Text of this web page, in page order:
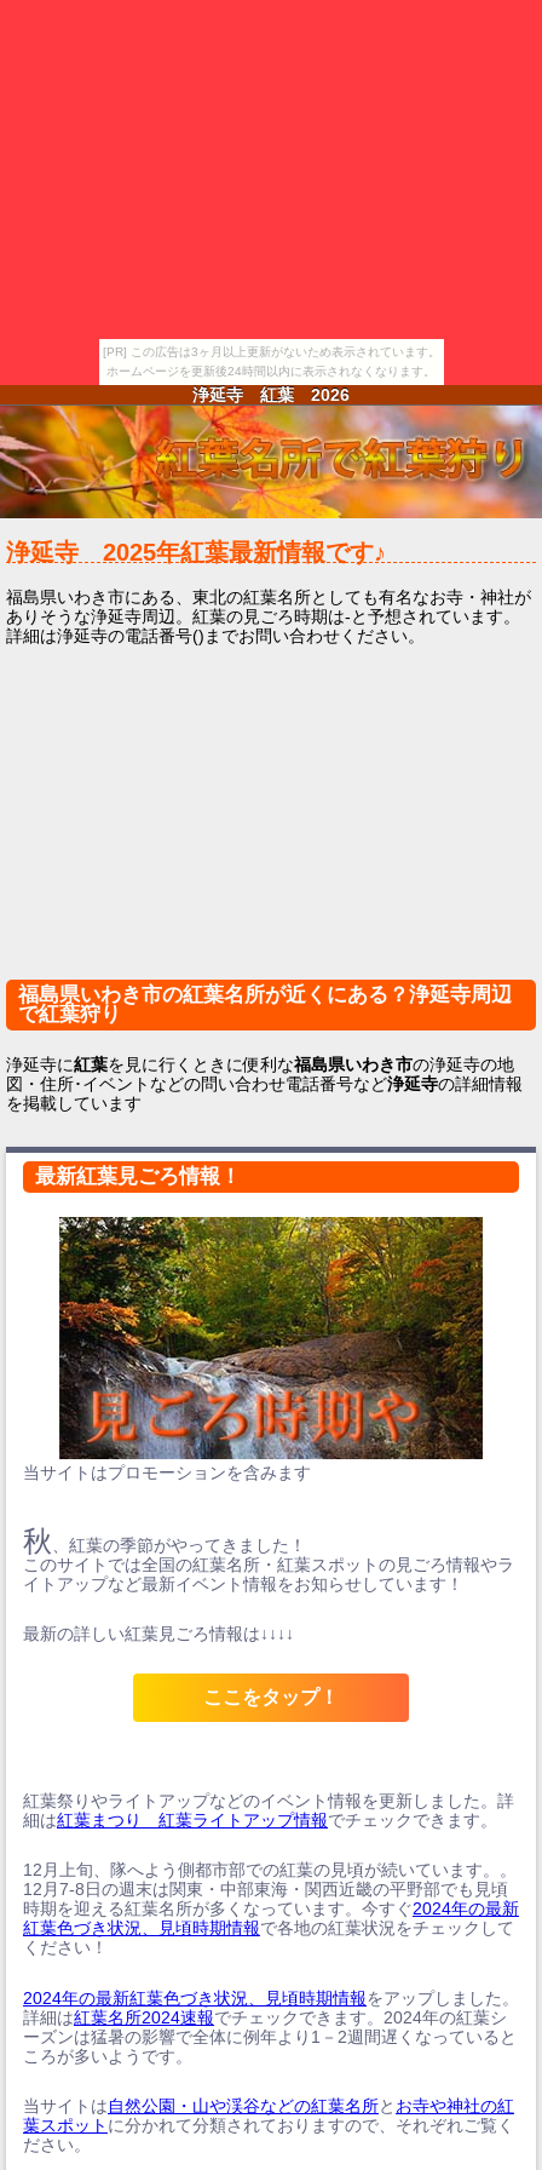
[PR] この広告は3ヶ月以上更新がないため表示されています。
ホームページを更新後24時間以内に表示されなくなります。
浄延寺 紅葉 2026
浄延寺 2025年紅葉最新情報です♪
福島県いわき市にある、東北の紅葉名所としても有名なお寺・神社が
ありそうな浄延寺周辺。紅葉の見ごろ時期は-と予想されています。
詳細は浄延寺の電話番号()までお問い合わせください。
福島県いわき市の紅葉名所が近くにある？浄延寺周辺
で紅葉狩り
浄延寺に紅葉を見に行くときに便利な福島県いわき市の浄延寺の地
図・住所･イベントなどの問い合わせ電話番号など浄延寺の詳細情報
を掲載しています
最新紅葉見ごろ情報！
当サイトはプロモーションを含みます
秋
、紅葉の季節がやってきました！
このサイトでは全国の紅葉名所・紅葉スポットの見ごろ情報やラ
イトアップなど最新イベント情報をお知らせしています！
最新の詳しい紅葉見ごろ情報は↓↓↓↓
ここをタップ！
紅葉祭りやライトアップなどのイベント情報を更新しました。詳
細は紅葉まつり 紅葉ライトアップ情報でチェックできます。
12月上旬、隊へよう側都市部での紅葉の見頃が続いています。。
12月7-8日の週末は関東・中部東海・関西近畿の平野部でも見頃
時期を迎える紅葉名所が多くなっています。今すぐ2024年の最新
紅葉色づき状況、見頃時期情報で各地の紅葉状況をチェックして
ください！
2024年の最新紅葉色づき状況、見頃時期情報をアップしました。
詳細は紅葉名所2024速報でチェックできます。2024年の紅葉シ
ーズンは猛暑の影響で全体に例年より1－2週間遅くなっていると
ころが多いようです。
当サイトは自然公園・山や渓谷などの紅葉名所と お寺や神社の紅
葉スポット に分かれて分類されておりますので、それぞれご覧く
ださい。